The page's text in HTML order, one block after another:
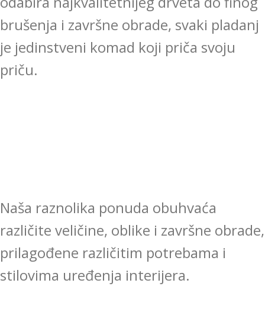
brušenja i završne obrade, svaki pladanj
je jedinstveni komad koji priča svoju
priču.
Naša raznolika ponuda obuhvaća
različite veličine, oblike i završne obrade,
prilagođene različitim potrebama i
stilovima uređenja interijera.